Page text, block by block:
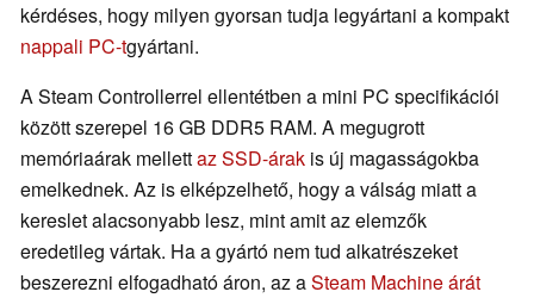
kérdéses, hogy milyen gyorsan tudja legyártani a kompakt
nappali PC-tgyártani.
A Steam Controllerrel ellentétben a mini PC specifikációi
között szerepel 16 GB DDR5 RAM. A megugrott
memóriaárak mellettaz SSD-árak is új magasságokba
emelkednek. Az is elképzelhető, hogy a válság miatt a
kereslet alacsonyabb lesz, mint amit az elemzők
eredetileg vártak. Ha a gyártó nem tud alkatrészeket
beszerezni elfogadható áron, az aSteam Machine árát